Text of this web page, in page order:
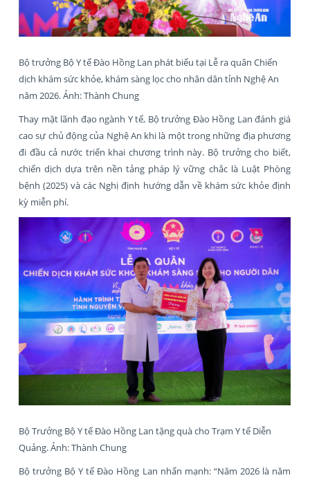
Bộ trưởng Bộ Y tế Đào Hồng Lan phát biểu tại Lễ ra quân Chiến
dịch khám sức khỏe, khám sàng lọc cho nhân dân tỉnh Nghệ An
năm 2026. Ảnh: Thành Chung
Thay mặt lãnh đạo ngành Y tế, Bộ trưởng Đào Hồng Lan đánh giá
cao sự chủ động của Nghệ An khi là một trong những địa phương
đi đầu cả nước triển khai chương trình này. Bộ trưởng cho biết,
chiến dịch dựa trên nền tảng pháp lý vững chắc là Luật Phòng
bệnh (2025) và các Nghị định hướng dẫn về khám sức khỏe định
kỳ miễn phí.
Bộ Trưởng Bộ Y tế Đào Hồng Lan tặng quà cho Trạm Y tế Diễn
Quảng. Ảnh: Thành Chung
Bộ trưởng Bộ Y tế Đào Hồng Lan nhấn mạnh: “Năm 2026 là năm